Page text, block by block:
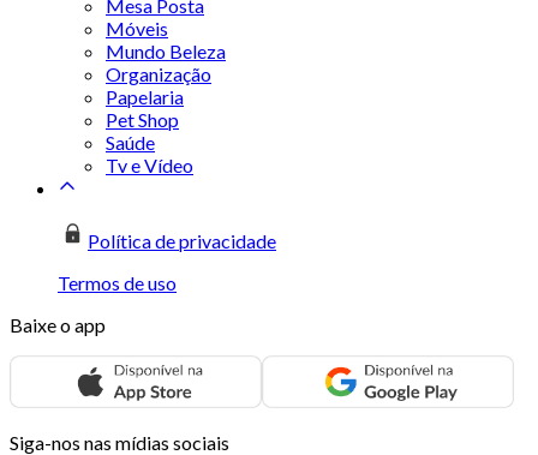
Mesa Posta
Móveis
Mundo Beleza
Organização
Papelaria
Pet Shop
Saúde
Tv e Vídeo
Política de privacidade
Termos de uso
Baixe o app
Siga-nos nas mídias sociais